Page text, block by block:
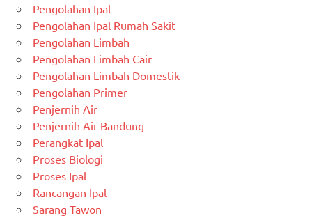
Pengolahan Ipal
Pengolahan Ipal Rumah Sakit
Pengolahan Limbah
Pengolahan Limbah Cair
Pengolahan Limbah Domestik
Pengolahan Primer
Penjernih Air
Penjernih Air Bandung
Perangkat Ipal
Proses Biologi
Proses Ipal
Rancangan Ipal
Sarang Tawon